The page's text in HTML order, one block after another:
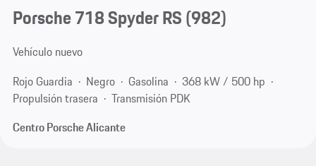
Porsche 718 Spyder RS(982)
Vehículo nuevo
Rojo Guardia
Negro Gasolina
368 kW / 500 hp
Propulsión trasera
Transmisión PDK
Centro Porsche Alicante